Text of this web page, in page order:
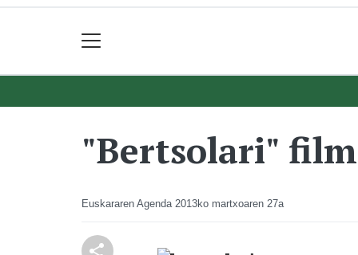
"Bertsolari"
Euskararen Agenda 2013ko martxoaren 27a